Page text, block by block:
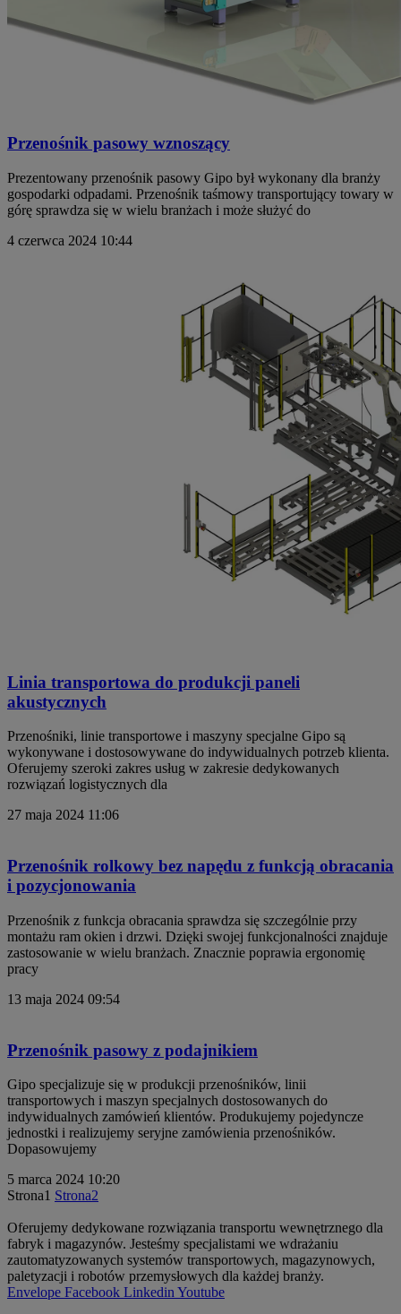
Przenośnik pasowy wznoszący
Prezentowany przenośnik pasowy Gipo był wykonany dla branży
gospodarki odpadami. Przenośnik taśmowy transportujący towary w
górę sprawdza się w wielu branżach i może służyć do
4 czerwca 2024 10:44
Linia transportowa do produkcji paneli
akustycznych
Przenośniki, linie transportowe i maszyny specjalne Gipo są
wykonywane i dostosowywane do indywidualnych potrzeb klienta.
Oferujemy szeroki zakres usług w zakresie dedykowanych
rozwiązań logistycznych dla
27 maja 2024 11:06
Przenośnik rolkowy bez napędu z funkcją obracania
i pozycjonowania
Przenośnik z funkcja obracania sprawdza się szczególnie przy
montażu ram okien i drzwi. Dzięki swojej funkcjonalności znajduje
zastosowanie w wielu branżach. Znacznie poprawia ergonomię
pracy
13 maja 2024 09:54
Przenośnik pasowy z podajnikiem
Gipo specjalizuje się w produkcji przenośników, linii
transportowych i maszyn specjalnych dostosowanych do
indywidualnych zamówień klientów. Produkujemy pojedyncze
jednostki i realizujemy seryjne zamówienia przenośników.
Dopasowujemy
5 marca 2024 10:20
Strona1 Strona2
Oferujemy dedykowane rozwiązania transportu wewnętrznego dla
fabryk i magazynów. Jesteśmy specjalistami we wdrażaniu
zautomatyzowanych systemów transportowych, magazynowych,
paletyzacji i robotów przemysłowych dla każdej branży.
Envelope Facebook Linkedin Youtube